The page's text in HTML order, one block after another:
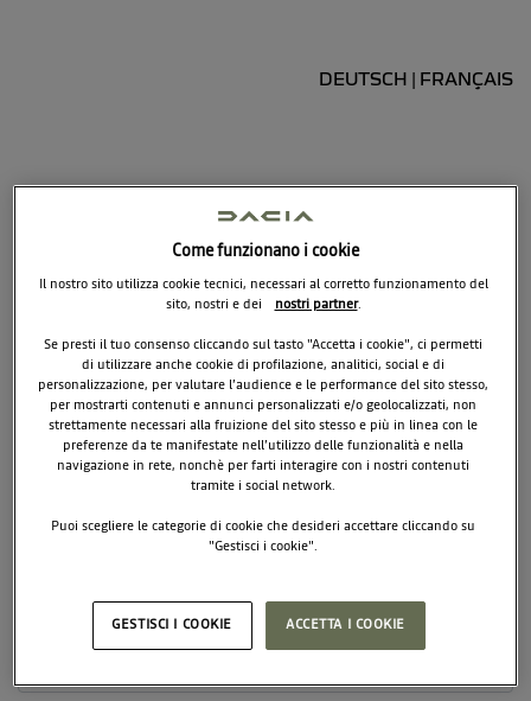
DEUTSCH FRANÇAIS
Contattaci
Contattaci per qualsiasi domanda che riguarda l'azienda o i servizi
Faremo del nostro meglio per rispondere il prima possibile.
Nome
Numero di telefono
Come funzionano i cookie
Il nostro sito utilizza cookie tecnici, necessari al corretto funzionamento del
sito, nostri e dei
nostri partner.
Se presti il tuo consenso cliccando sul tasto "Accetta i cookie", ci permetti
di utilizzare anche cookie di profilazione, analitici, social e di
personalizzazione, per valutare l’audience e le performance del sito stesso,
per mostrarti contenuti e annunci personalizzati e/o geolocalizzati, non
strettamente necessari alla fruizione del sito stesso e più in linea con le
preferenze da te manifestate nell’utilizzo delle funzionalità e nella
navigazione in rete, nonchè per farti interagire con i nostri contenuti
tramite i social network.
Puoi scegliere le categorie di cookie che desideri accettare cliccando su
"Gestisci i cookie".
dei cookie.
ACCETTA I COOKIE
GESTISCI I COOKIE